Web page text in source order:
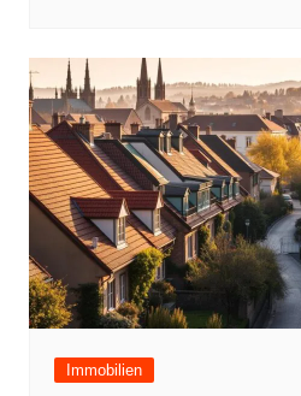
Immobilien